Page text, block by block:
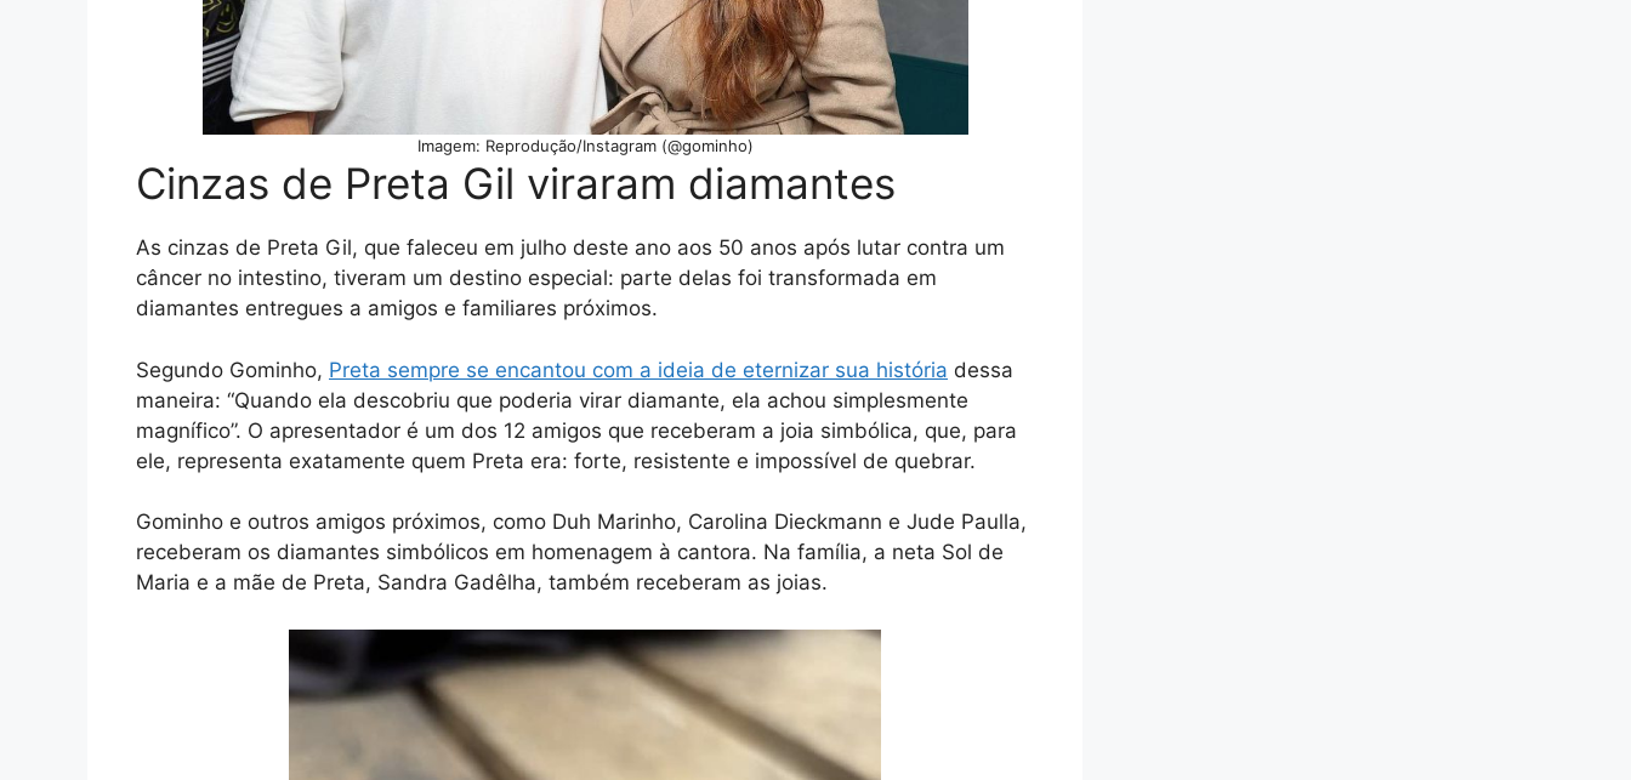
Imagem: Reprodução/Instagram (@gominho)
Cinzas de Preta Gil viraram diamantes
As cinzas de Preta Gil, que faleceu em julho deste ano aos 50 anos após lutar contra um
câncer no intestino, tiveram um destino especial: parte delas foi transformada em
diamantes entregues a amigos e familiares próximos.
Segundo Gominho, Preta sempre se encantou com a ideia de eternizar sua história dessa
maneira: “Quando ela descobriu que poderia virar diamante, ela achou simplesmente
magnífico”. O apresentador é um dos 12 amigos que receberam a joia simbólica, que, para
ele, representa exatamente quem Preta era: forte, resistente e impossível de quebrar.
Gominho e outros amigos próximos, como Duh Marinho, Carolina Dieckmann e Jude Paulla,
receberam os diamantes simbólicos em homenagem à cantora. Na família, a neta Sol de
Maria e a mãe de Preta, Sandra Gadêlha, também receberam as joias.